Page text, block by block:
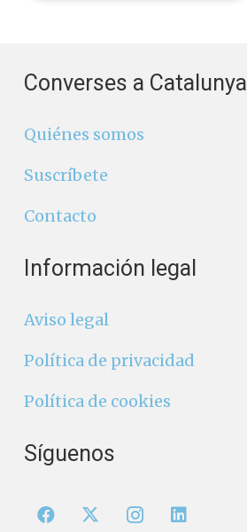
Converses a Catalunya
Quiénes somos
Suscríbete
Contacto
Información legal
Aviso legal
Política de privacidad
Política de cookies
Síguenos